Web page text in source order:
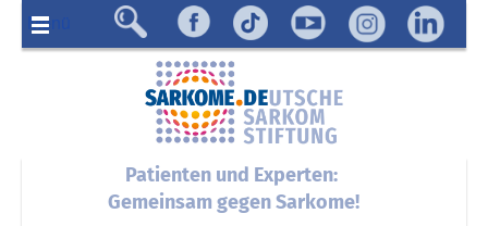
Menü
Patienten und Experten:
Gemeinsam gegen Sarkome!